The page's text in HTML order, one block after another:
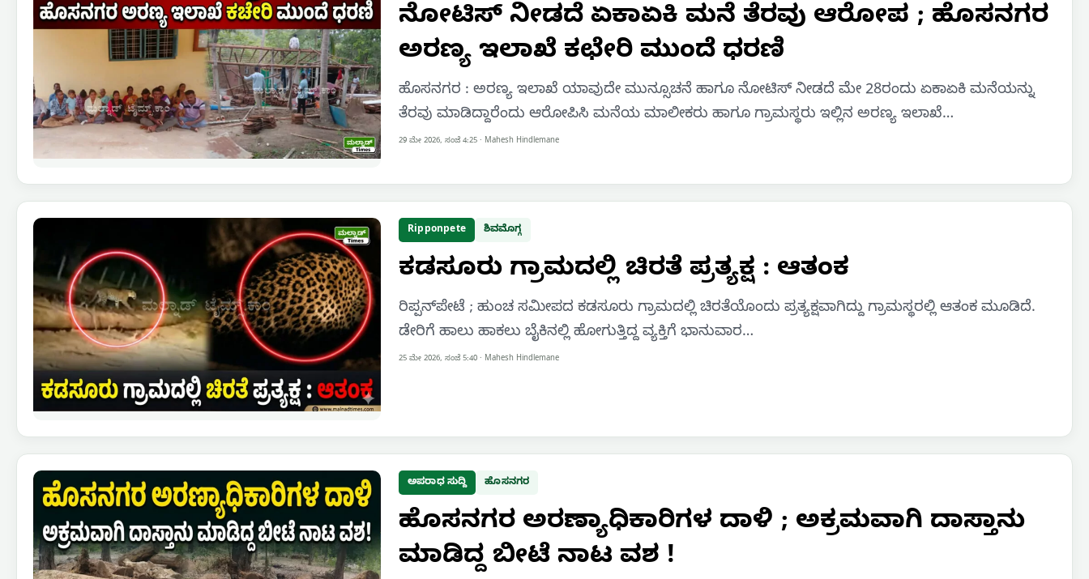
ನೋಟಿಸ್ ನೀಡದೆ ಏಕಾಏಕಿ ಮನೆ ತೆರವು ಆರೋಪ ; ಹೊಸನಗರ
ಅರಣ್ಯ ಇಲಾಖೆ ಕಛೇರಿ ಮುಂದೆ ಧರಣಿ
ಹೊಸನಗರ : ಅರಣ್ಯ ಇಲಾಖೆ ಯಾವುದೇ ಮುನ್ಸೂಚನೆ ಹಾಗೂ ನೋಟಿಸ್ ನೀಡದೆ ಮೇ 28ರಂದು ಏಕಾಏಕಿ ಮನೆಯನ್ನು
ತೆರವು ಮಾಡಿದ್ದಾರೆಂದು ಆರೋಪಿಸಿ ಮನೆಯ ಮಾಲೀಕರು ಹಾಗೂ ಗ್ರಾಮಸ್ಥರು ಇಲ್ಲಿನ ಅರಣ್ಯ ಇಲಾಖೆ…
29 ಮೇ 2026, ಸಂಜೆ 4:25 · Mahesh Hindlemane
Ripponpete ಶಿವಮೊಗ್ಗ
ಕಡಸೂರು ಗ್ರಾಮದಲ್ಲಿ ಚಿರತೆ ಪ್ರತ್ಯಕ್ಷ : ಆತಂಕ
ರಿಪ್ಪನ್‌ಪೇಟೆ ; ಹುಂಚ ಸಮೀಪದ ಕಡಸೂರು ಗ್ರಾಮದಲ್ಲಿ ಚಿರತೆಯೊಂದು ಪ್ರತ್ಯಕ್ಷವಾಗಿದ್ದು ಗ್ರಾಮಸ್ಥರಲ್ಲಿ ಆತಂಕ ಮೂಡಿದೆ.
ಡೇರಿಗೆ ಹಾಲು ಹಾಕಲು ಬೈಕಿನಲ್ಲಿ ಹೋಗುತ್ತಿದ್ದ ವ್ಯಕ್ತಿಗೆ ಭಾನುವಾರ…
25 ಮೇ 2026, ಸಂಜೆ 5:40 · Mahesh Hindlemane
ಅಪರಾಧ ಸುದ್ದಿ ಹೊಸನಗರ
ಹೊಸನಗರ ಅರಣ್ಯಾಧಿಕಾರಿಗಳ ದಾಳಿ ; ಅಕ್ರಮವಾಗಿ ದಾಸ್ತಾನು
ಮಾಡಿದ್ದ ಬೀಟೆ ನಾಟ ವಶ !